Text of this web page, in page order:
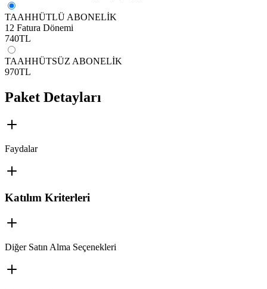
TAAHHÜTLÜ ABONELİK
12 Fatura Dönemi
740TL
TAAHHÜTSÜZ ABONELİK
970TL
Paket Detayları
Faydalar
Katılım Kriterleri
Diğer Satın Alma Seçenekleri